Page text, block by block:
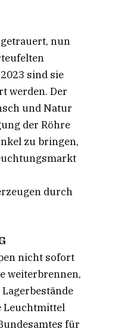
nun
sind sie
werden. Der
und Natur
der Röhre
zu bringen,
durch
nicht sofort
weiterbrennen,
Leuchtmittel
für